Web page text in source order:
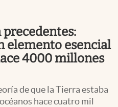
elemento esencial
4000 millones
de que la Tierra estaba
hace cuatro mil